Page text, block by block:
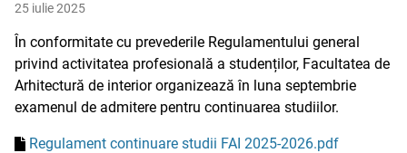
25 iulie 2025
În conformitate cu prevederile Regulamentului general
privind activitatea profesională a studenților, Facultatea de
Arhitectură de interior organizează în luna septembrie
examenul de admitere pentru continuarea studiilor.
Regulament continuare studii FAI 2025-2026.pdf